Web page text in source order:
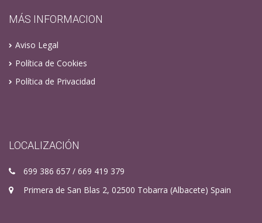
MÁS INFORMACION
Aviso Legal
Política de Cookies
Política de Privacidad
LOCALIZACIÓN
699 386 657 / 669 419 379
Primera de San Blas 2, 02500 Tobarra (Albacete) Spain